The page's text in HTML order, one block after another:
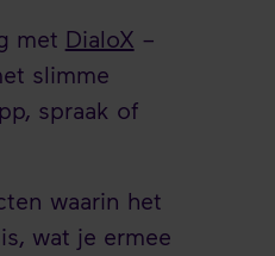
met DialoX –
slimme
spraak of
waarin het
wat je ermee